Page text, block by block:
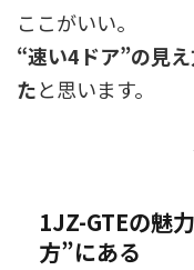
ここがいい。
“速い4ドア”の見
たと思います。
1JZ-GTEの魅
方”にある